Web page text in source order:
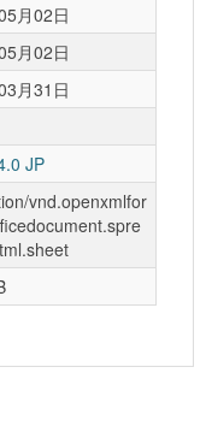
月02日
月02日
月31日
JP
vnd.openxmlfor